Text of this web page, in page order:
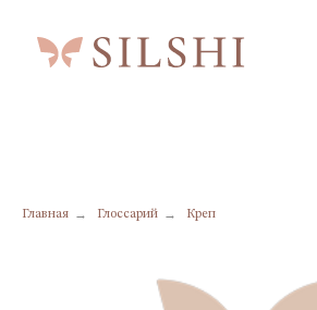
Главная → Глоссарий → Креп